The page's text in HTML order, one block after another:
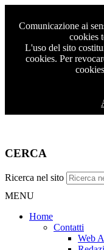
Comunicazione ai
cookies
L'uso del sito
cookies. Per
CERCA
Ricerca nel sito
MENU
Home
Contatti
Web